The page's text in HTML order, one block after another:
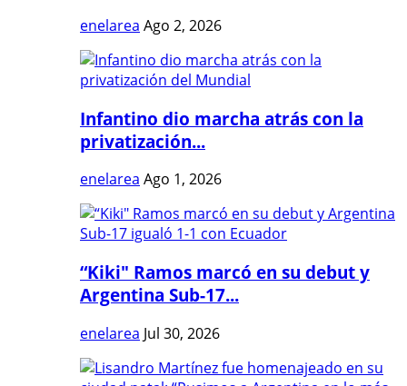
enelarea Ago 2, 2026
Infantino dio marcha atrás con la
privatización...
enelarea Ago 1, 2026
“Kiki" Ramos marcó en su debut y
Argentina Sub-17...
enelarea Jul 30, 2026